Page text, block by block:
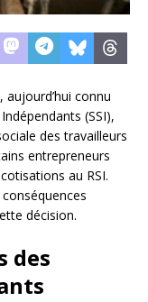
aujourd’hui connu
(SSI),
des travailleurs
entrepreneurs
au RSI.
décision.
des